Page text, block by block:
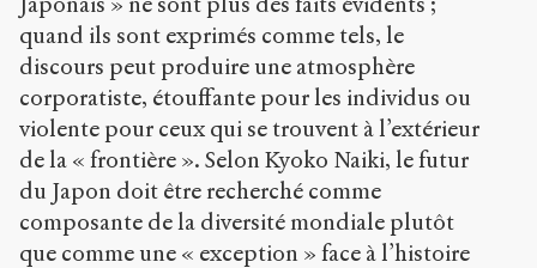
r
g
/
r
t
i
l
e
s
quand ils sont exprimés comme tels, le
discours peut produire une atmosphère
corporatiste, étouffante pour les individus ou
violente pour ceux qui se trouvent à l’extérieur
de la « frontière ». Selon Kyoko Naiki, le futur
du Japon doit être recherché comme
composante de la diversité mondiale plutôt
que comme une « exception » face à l’histoire